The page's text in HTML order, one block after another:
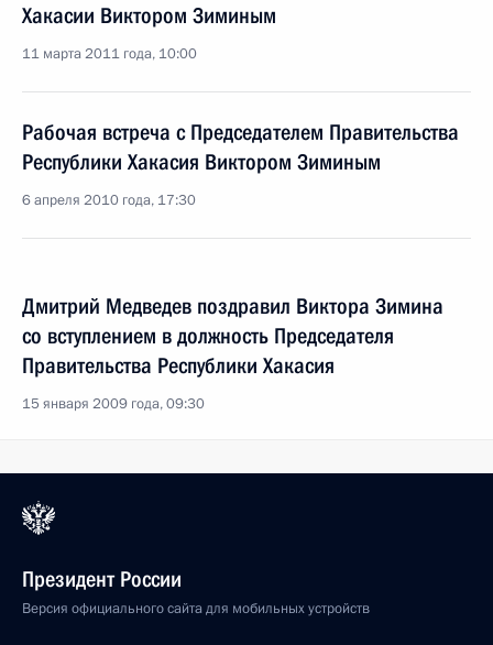
Хакасии Виктором Зиминым
11 марта 2011 года, 10:00
Рабочая встреча с Председателем Правительства
Республики Хакасия Виктором Зиминым
6 апреля 2010 года, 17:30
Дмитрий Медведев поздравил Виктора Зимина
со вступлением в должность Председателя
Правительства Республики Хакасия
15 января 2009 года, 09:30
Президент России
Версия официального сайта для мобильных устройств